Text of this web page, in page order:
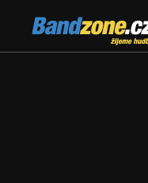
Bandzone.cz
žijeme hudbou